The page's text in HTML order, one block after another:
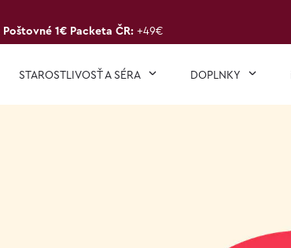
Poštovné 1€ Packeta ČR: +49€
STAROSTLIVOSŤ A SÉRA DOPLNKY